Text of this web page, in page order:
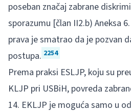
poseban značaj zabrane
sporazumu [član II2.b) Aneksa
prava je smatrao da je pozvan
postupa. 2254
Prema praksi ESLJP, koju su
KLJP pri USBiH, povreda
14. EKLJP je moguća samo u